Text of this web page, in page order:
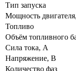
Тип запуска
Мощность
Топливо
Объём топливного
Сила тока, А
Напряжение, В
Количество фаз